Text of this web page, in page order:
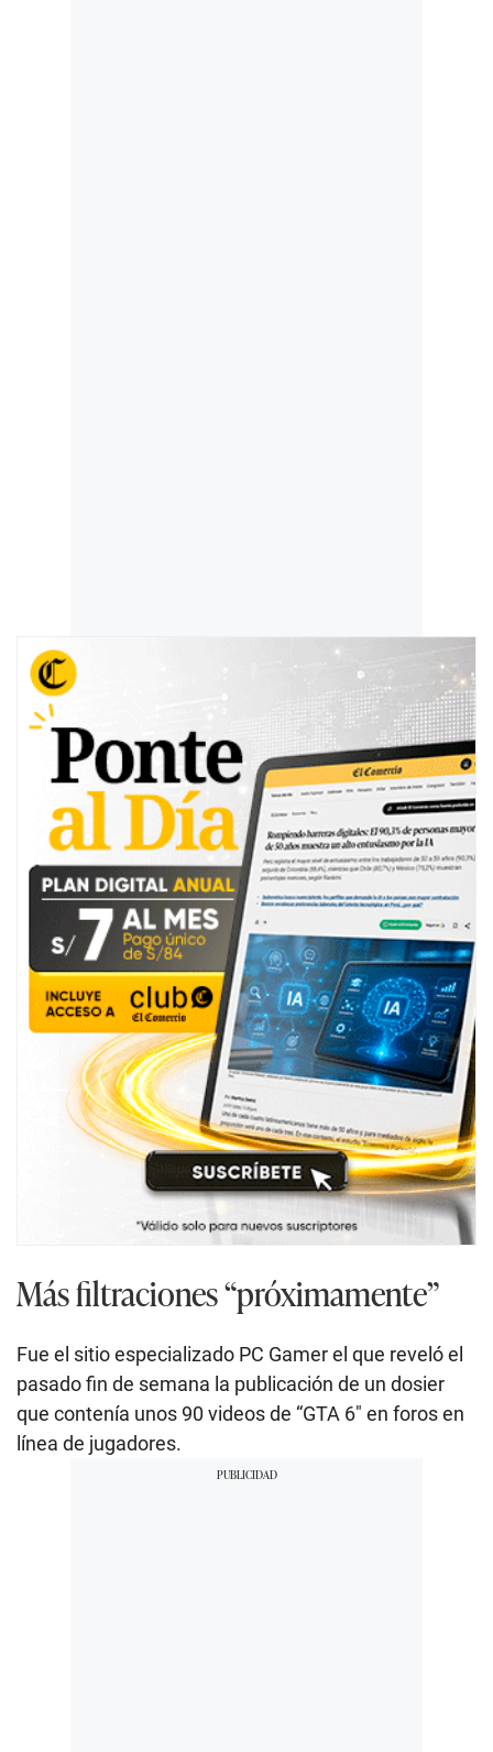
Más filtraciones “próximamente”
Fue el sitio especializado PC Gamer el que reveló el
pasado fin de semana la publicación de un dosier
que contenía unos 90 videos de “GTA 6″ en foros en
línea de jugadores.